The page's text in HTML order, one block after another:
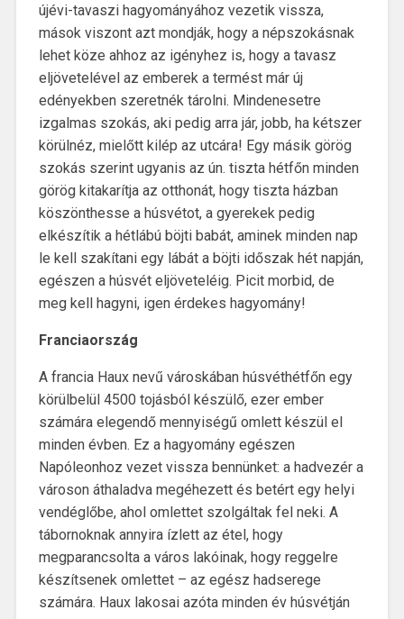
újévi-tavaszi hagyományához vezetik vissza,
mások viszont azt mondják, hogy a népszokásnak
lehet köze ahhoz az igényhez is, hogy a tavasz
eljövetelével az emberek a termést már új
edényekben szeretnék tárolni. Mindenesetre
izgalmas szokás, aki pedig arra jár, jobb, ha kétszer
körülnéz, mielőtt kilép az utcára! Egy másik görög
szokás szerint ugyanis az ún. tiszta hétfőn minden
görög kitakarítja az otthonát, hogy tiszta házban
köszönthesse a húsvétot, a gyerekek pedig
elkészítik a hétlábú böjti babát, aminek minden nap
le kell szakítani egy lábát a böjti időszak hét napján,
egészen a húsvét eljöveteléig. Picit morbid, de
meg kell hagyni, igen érdekes hagyomány!
Franciaország
A francia Haux nevű városkában húsvéthétfőn egy
körülbelül 4500 tojásból készülő, ezer ember
számára elegendő mennyiségű omlett készül el
minden évben. Ez a hagyomány egészen
Napóleonhoz vezet vissza bennünket: a hadvezér a
városon áthaladva megéhezett és betért egy helyi
vendéglőbe, ahol omlettet szolgáltak fel neki. A
tábornoknak annyira ízlett az étel, hogy
megparancsolta a város lakóinak, hogy reggelre
készítsenek omlettet – az egész hadserege
számára. Haux lakosai azóta minden év húsvétján